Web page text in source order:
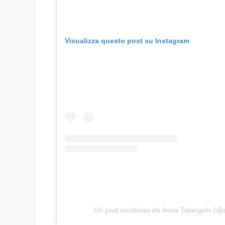
Visualizza questo post su Instagram
Un post condiviso da Anna Tatangelo